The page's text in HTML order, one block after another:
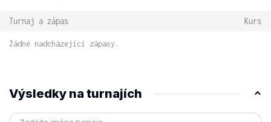
Turnaj a zápas Kurs
Žádné nadcházející zápasy.
Výsledky na turnajích